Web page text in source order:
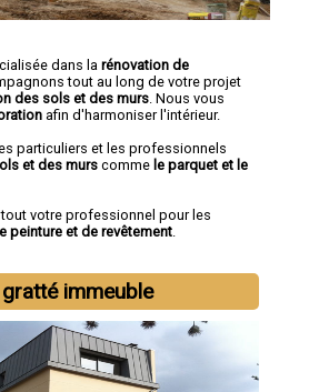
dans la rénovation de
tout au long de votre projet
des sols et des murs. Nous vous
afin d'harmoniser l'intérieur.
particuliers et les professionnels
et des murscomme le parquet et le
tout votre professionnel pour les
peinture et de revêtement.
immeuble